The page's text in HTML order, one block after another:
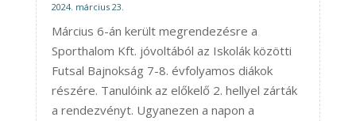
2024. március 23.
Március 6-án került megrendezésre a
Sporthalom Kft. jóvoltából az Iskolák közötti
Futsal Bajnokság 7-8. évfolyamos diákok
részére. Tanulóink az előkelő 2. hellyel zárták
a rendezvényt. Ugyanezen a napon a